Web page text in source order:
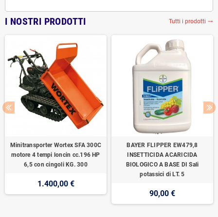
I NOSTRI PRODOTTI Tutti i prodotti trending_flat
Minitransporter Wortex SFA 300C
motore 4 tempi loncin cc.196 HP
6,5 con cingoli KG. 300
1.400,00 €
BAYER FLIPPER EW479,8
INSETTICIDA ACARICIDA
BIOLOGICO A BASE DI Sali
potassici di LT. 5
90,00 €